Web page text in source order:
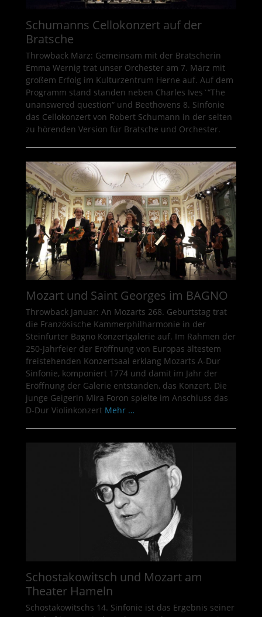
Schumanns Cellokonzert auf der
Bratsche
Throwback März: Gemeinsam mit der Bratscherin
Emma Wernig trat unser Orchester am 7. März mit
großem Erfolg im Kulturzentrum Herne auf. Auf dem
Programm stand standen neben Charles Ives`“The
unanswered question“ und Beethovens 8. Sinfonie
das Cellokonzert von Robert Schumann in der selten
zu hörenden Version für Bratsche und Orchester.
Mozart und Saint Georges im BAGNO
Throwback Januar: An Mozarts 268. Geburtstag trat
die Französische Kammerphilharmonie in der
Steinfurter Bagno Konzertgalerie auf. Im Rahmen der
250-Jahrfeier der Eröffnung von Europas ältestem
freistehenden Konzertsaal erklang Mozarts A-Dur
Sinfonie, komponiert 1774 und damit im Jahr der
Eröffnung der Galerie entstanden, das Konzert. Die
junge Geigerin Mira Foron spielte im Anschluss das
D-Dur Violinkonzert Mehr …
Schostakowitsch und Mozart am
Theater Hameln
Schostakowitschs 14. Sinfonie ist das Ergebnis seiner